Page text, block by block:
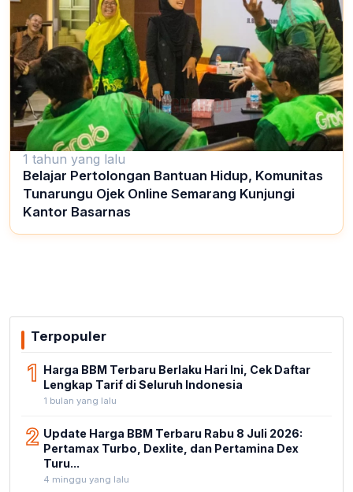
1 tahun yang lalu
Belajar Pertolongan Bantuan Hidup, Komunitas
Tunarungu Ojek Online Semarang Kunjungi
Kantor Basarnas
Terpopuler
1 Harga BBM Terbaru Berlaku Hari Ini, Cek Daftar
Lengkap Tarif di Seluruh Indonesia
1 bulan yang lalu
2 Update Harga BBM Terbaru Rabu 8 Juli 2026:
Pertamax Turbo, Dexlite, dan Pertamina Dex
Turu...
4 minggu yang lalu